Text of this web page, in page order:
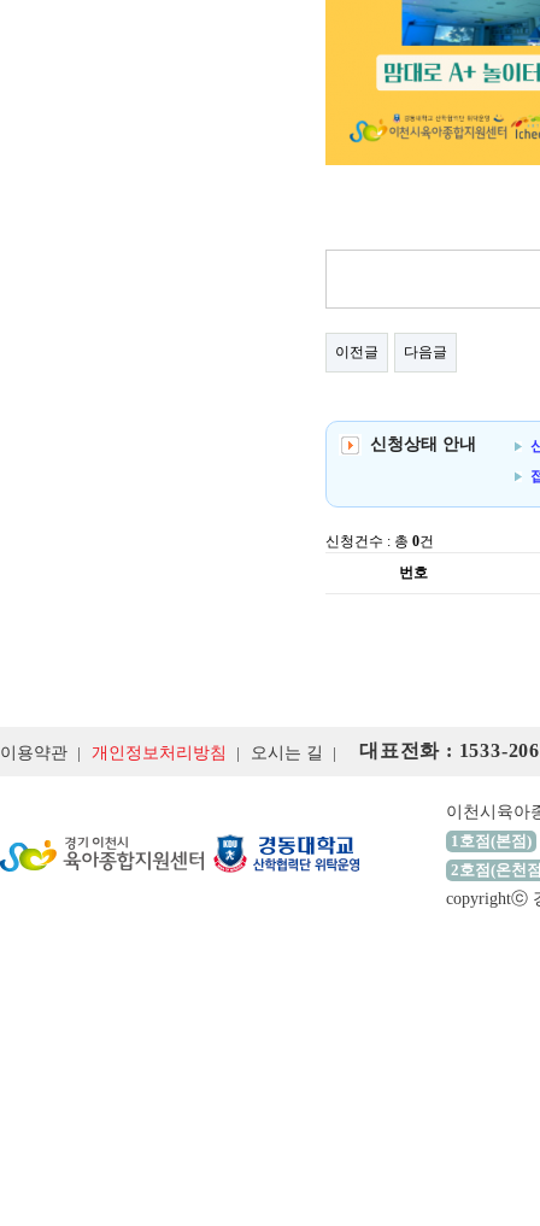
이전글 다음글
신청상태 안내
신청건수 : 총 0건
번호
이용약관 개인정보처리방침 오시는 길 대표전화 : 1533-
이천시육아
1호점(본점)
2호점(온천
copyrightⓒ